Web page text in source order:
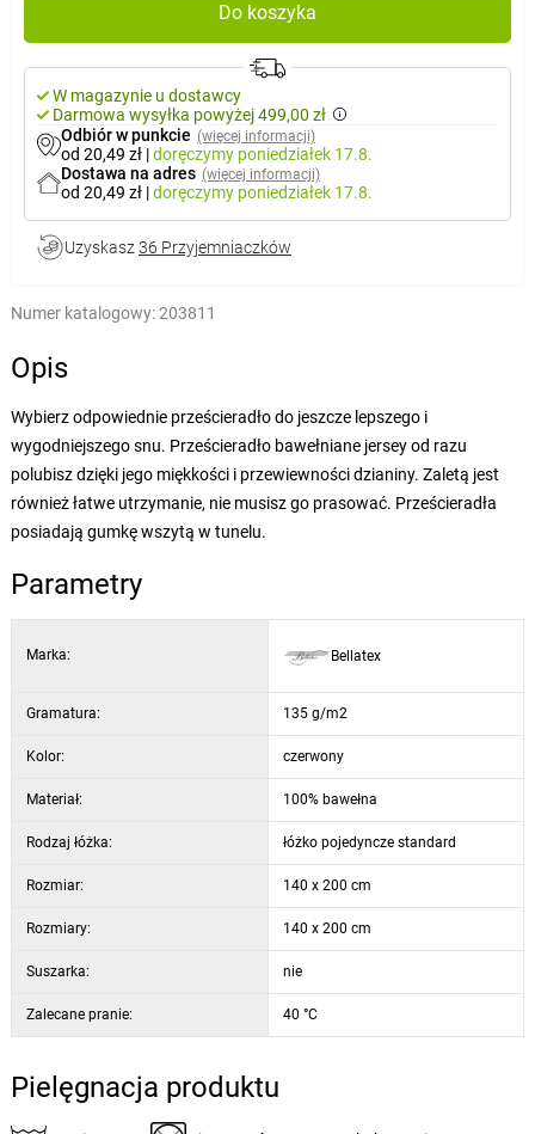
Do koszyka
W magazynie u dostawcy
Darmowa wysyłka powyżej 499,00 zł
Odbiór w punkcie (więcej informacji)
od 20,49 zł |doręczymy poniedziałek 17.8.
Dostawa na adres (więcej informacji)
od 20,49 zł |doręczymy poniedziałek 17.8.
Uzyskasz 36 Przyjemniaczków
Numer katalogowy:203811
Opis
Wybierz odpowiednie prześcieradło do jeszcze lepszego i
wygodniejszego snu. Prześcieradło bawełniane jersey od razu
polubisz dzięki jego miękkości i przewiewności dzianiny. Zaletą jest
również łatwe utrzymanie, nie musisz go prasować. Prześcieradła
posiadają gumkę wszytą w tunelu.
Parametry
Marka: Bellatex
Gramatura: 135 g/m2
Kolor: czerwony
Materiał: 100% bawełna
Rodzaj łóżka: łóżko pojedyncze standard
Rozmiar: 140 x 200 cm
Rozmiary: 140 x 200 cm
Suszarka: nie
Zalecane pranie: 40 °C
Pielęgnacja produktu